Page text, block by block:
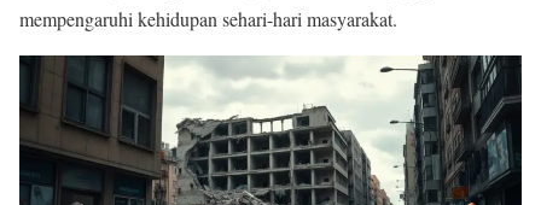
mempengaruhi kehidupan sehari-hari masyarakat.